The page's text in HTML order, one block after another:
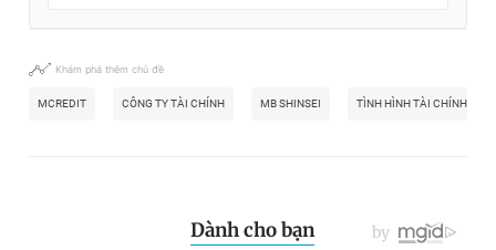
Khám phá thêm chủ đề
MCREDIT CÔNG TY TÀI CHÍNH MB SHINSEI TÌNH HÌNH TÀI CHÍNH